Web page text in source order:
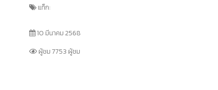
แท็ก:
10 มีนาคม 2568
ผู้ชม 7753 ผู้ชม